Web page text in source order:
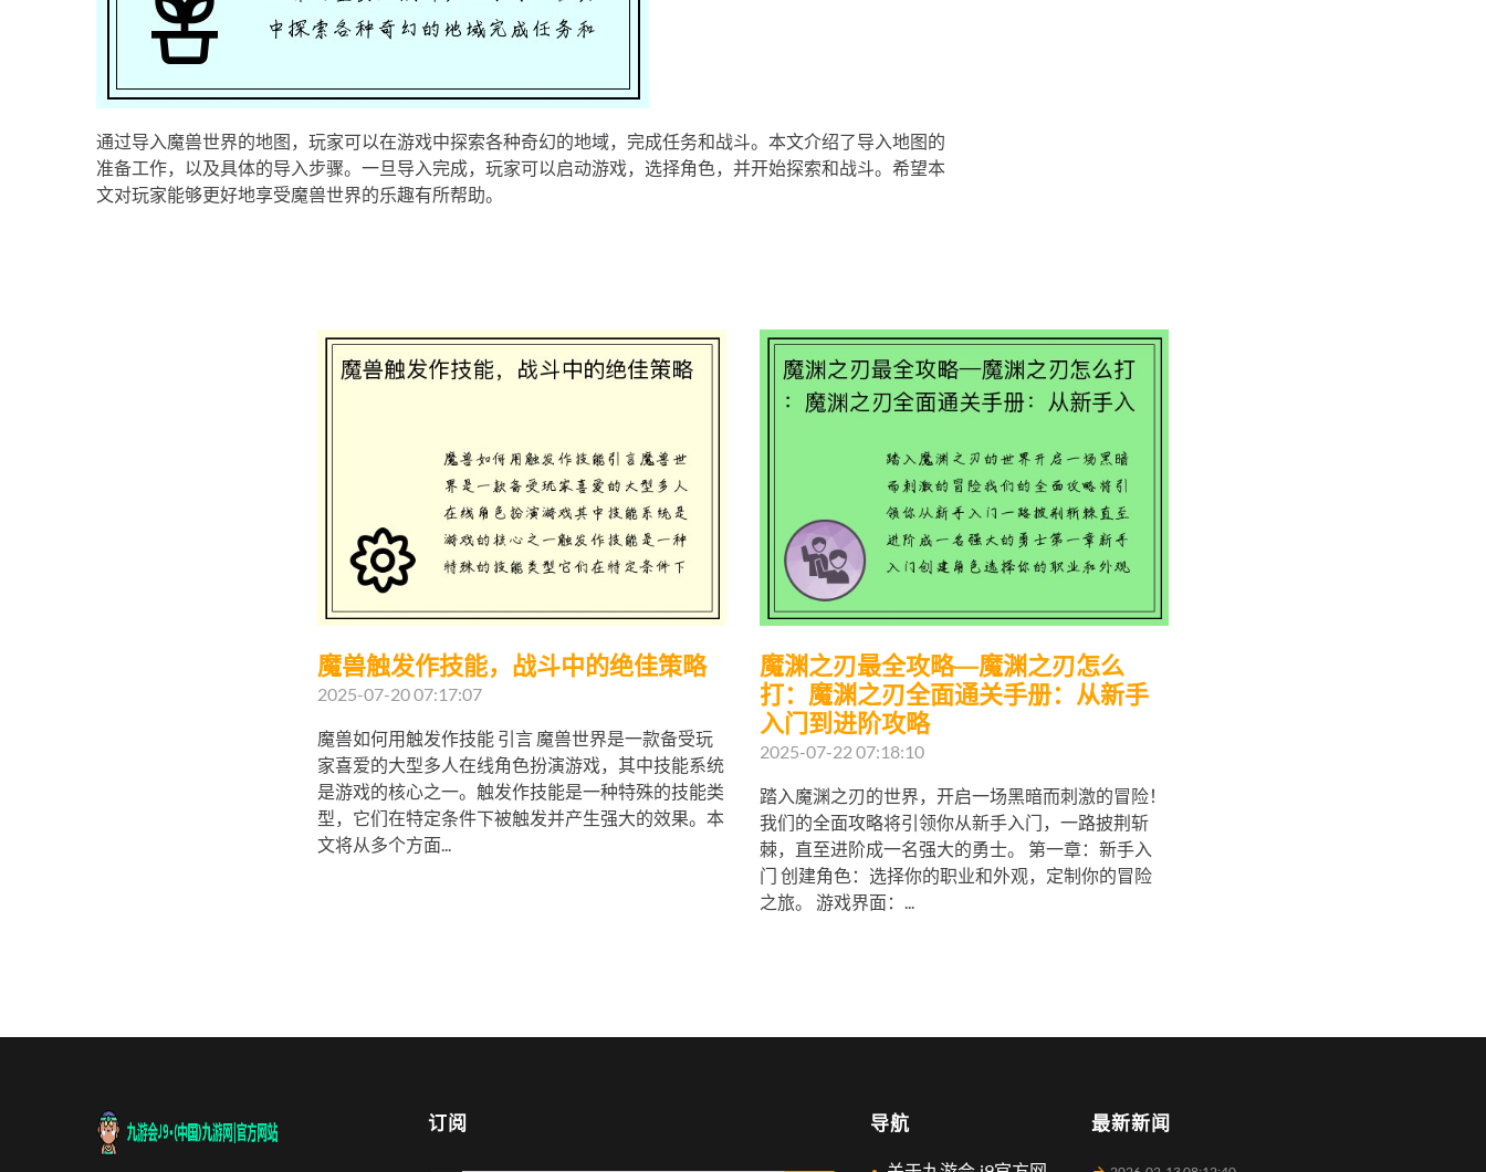
通过导入魔兽世界的地图，玩家可以在游戏中探索各种奇幻的地域，完成任务和战斗。本文介绍了导入地图的
准备工作，以及具体的导入步骤。一旦导入完成，玩家可以启动游戏，选择角色，并开始探索和战斗。希望本
文对玩家能够更好地享受魔兽世界的乐趣有所帮助。
魔兽触发作技能，战斗中的绝佳策略
2025-07-20 07:17:07
魔兽如何用触发作技能 引言 魔兽世界是一款备受玩
家喜爱的大型多人在线角色扮演游戏，其中技能系统
是游戏的核心之一。触发作技能是一种特殊的技能类
型，它们在特定条件下被触发并产生强大的效果。本
文将从多个方面...
魔渊之刃最全攻略—魔渊之刃怎么
打：魔渊之刃全面通关手册：从新手
入门到进阶攻略
2025-07-22 07:18:10
踏入魔渊之刃的世界，开启一场黑暗而刺激的冒险！
我们的全面攻略将引领你从新手入门，一路披荆斩
棘，直至进阶成一名强大的勇士。 第一章：新手入
门 创建角色：选择你的职业和外观，定制你的冒险
之旅。 游戏界面：...
最新新闻
导航
订阅